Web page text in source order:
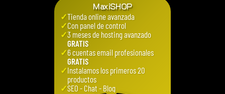
MaxiSHOP
✓Tienda online avanzada
✓Con panel de control
✓3 meses de hosting avanzado
GRATIS
✓6 cuentas email profesionales
GRATIS
✓Instalamos los primeros 20
productos
✓SEO - Chat - Blog